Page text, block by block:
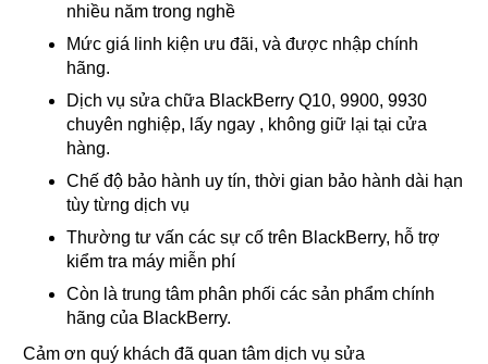
nhiều năm trong nghề
Mức giá linh kiện ưu đãi, và được nhập chính
hãng.
Dịch vụ sửa chữa BlackBerry Q10, 9900, 9930
chuyên nghiệp, lấy ngay , không giữ lại tại cửa
hàng.
Chế độ bảo hành uy tín, thời gian bảo hành dài hạn
tùy từng dịch vụ
Thường tư vấn các sự cố trên BlackBerry, hỗ trợ
kiểm tra máy miễn phí
Còn là trung tâm phân phối các sản phẩm chính
hãng của BlackBerry.
Cảm ơn quý khách đã quan tâm dịch vụ sửa